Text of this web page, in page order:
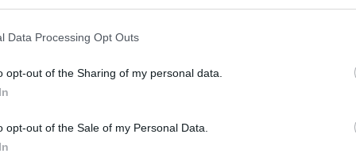
Data Processing Opt Outs
opt-out of the Sharing of my personal data.
opt-out of the Sale of my Personal Data.
ψιλικατζής…
το φετινό καλοκαίρι 402 εκατ. ευρώ. Ποσό που
χρειάζονται τρία και τέσσερα
UEFA αποδεικνύεται διάτρητο, ευάλωτο σε
είναι να διαλύσει τον ανταγωνισμό στο εγχώριο
«ζυγίσει» η διοίκηση της είναι οι δραματικές